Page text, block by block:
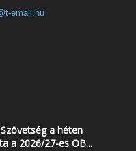
email.hu
a héten
a 2026/27-es OB...